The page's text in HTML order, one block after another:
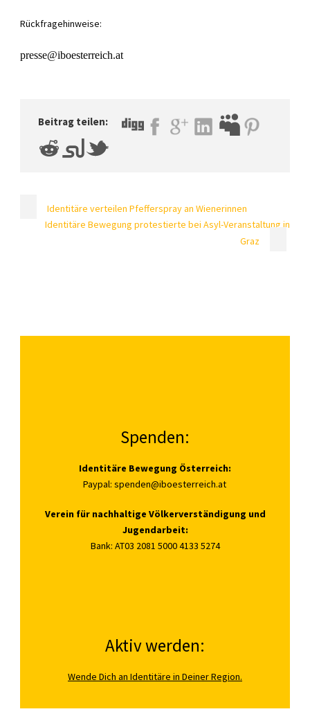
Rückfragehinweise:
presse@iboesterreich.at
Beitrag teilen:
Identitäre verteilen Pfefferspray an Wienerinnen
Identitäre Bewegung protestierte bei Asyl-Veranstaltung in
Graz
Spenden:
Identitäre Bewegung Österreich:
Paypal: spenden@iboesterreich.at
Verein für nachhaltige Völkerverständigung und
Jugendarbeit:
Bank: AT03 2081 5000 4133 5274
Aktiv werden:
Wende Dich an Identitäre in Deiner Region.